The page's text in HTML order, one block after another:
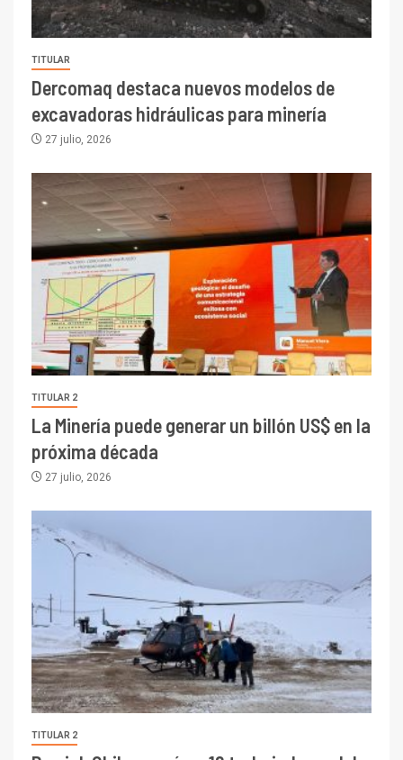
TITULAR
Dercomaq destaca nuevos modelos de
excavadoras hidráulicas para minería
27 julio, 2026
TITULAR 2
La Minería puede generar un billón US$ en la
próxima década
27 julio, 2026
TITULAR 2